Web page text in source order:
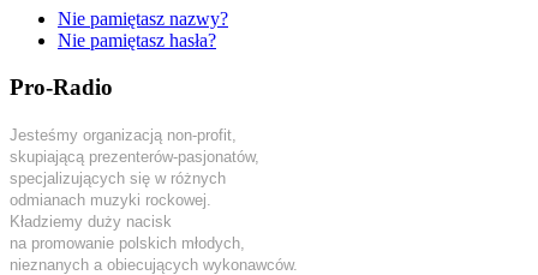
Nie pamiętasz nazwy?
Nie pamiętasz hasła?
Pro-Radio
Jesteśmy organizacją non-profit,
skupiającą prezenterów-pasjonatów,
specjalizujących się w różnych
odmianach muzyki rockowej.
Kładziemy duży nacisk
na promowanie polskich młodych,
nieznanych a obiecujących wykonawców.